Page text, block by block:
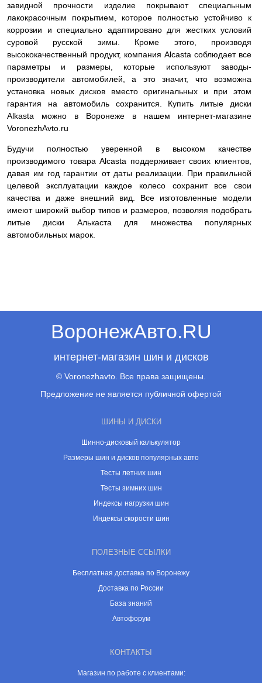
завидной прочности изделие покрывают специальным
лакокрасочным покрытием, которое полностью устойчиво к
коррозии и специально адаптировано для жестких условий
суровой русской зимы. Кроме этого, производя
высококачественный продукт, компания Alcasta соблюдает все
параметры и размеры, которые используют заводы-
производители автомобилей, а это значит, что возможна
установка новых дисков вместо оригинальных и при этом
гарантия на автомобиль сохранится. Купить литые диски
Alkasta можно в Воронеже в нашем интернет-магазине
VoronezhAvto.ru
Будучи полностью уверенной в высоком качестве
производимого товара Alcasta поддерживает своих клиентов,
давая им год гарантии от даты реализации. При правильной
целевой эксплуатации каждое колесо сохранит все свои
качества и даже внешний вид. Все изготовленные модели
имеют широкий выбор типов и размеров, позволяя подобрать
литые диски Алькаста для множества популярных
автомобильных марок.
ВоронежАвто.RU
интернет-магазин шин и дисков
© Voronezhavto. Все права защищены.
Предложение не является публичной офертой
ШИНЫ И ДИСКИ
Шинно-дисковый калькулятор
Размеры шин и дисков популярных авто
Тесты летних шин
Тесты зимних шин
Индексы нагрузки шин
Индексы скорости шин
ПОЛЕЗНЫЕ ССЫЛКИ
Бесплатная доставка по Воронежу
Доставка по России
База знаний
Автофорум
КОНТАКТЫ
Магазин по работе с клиентами: